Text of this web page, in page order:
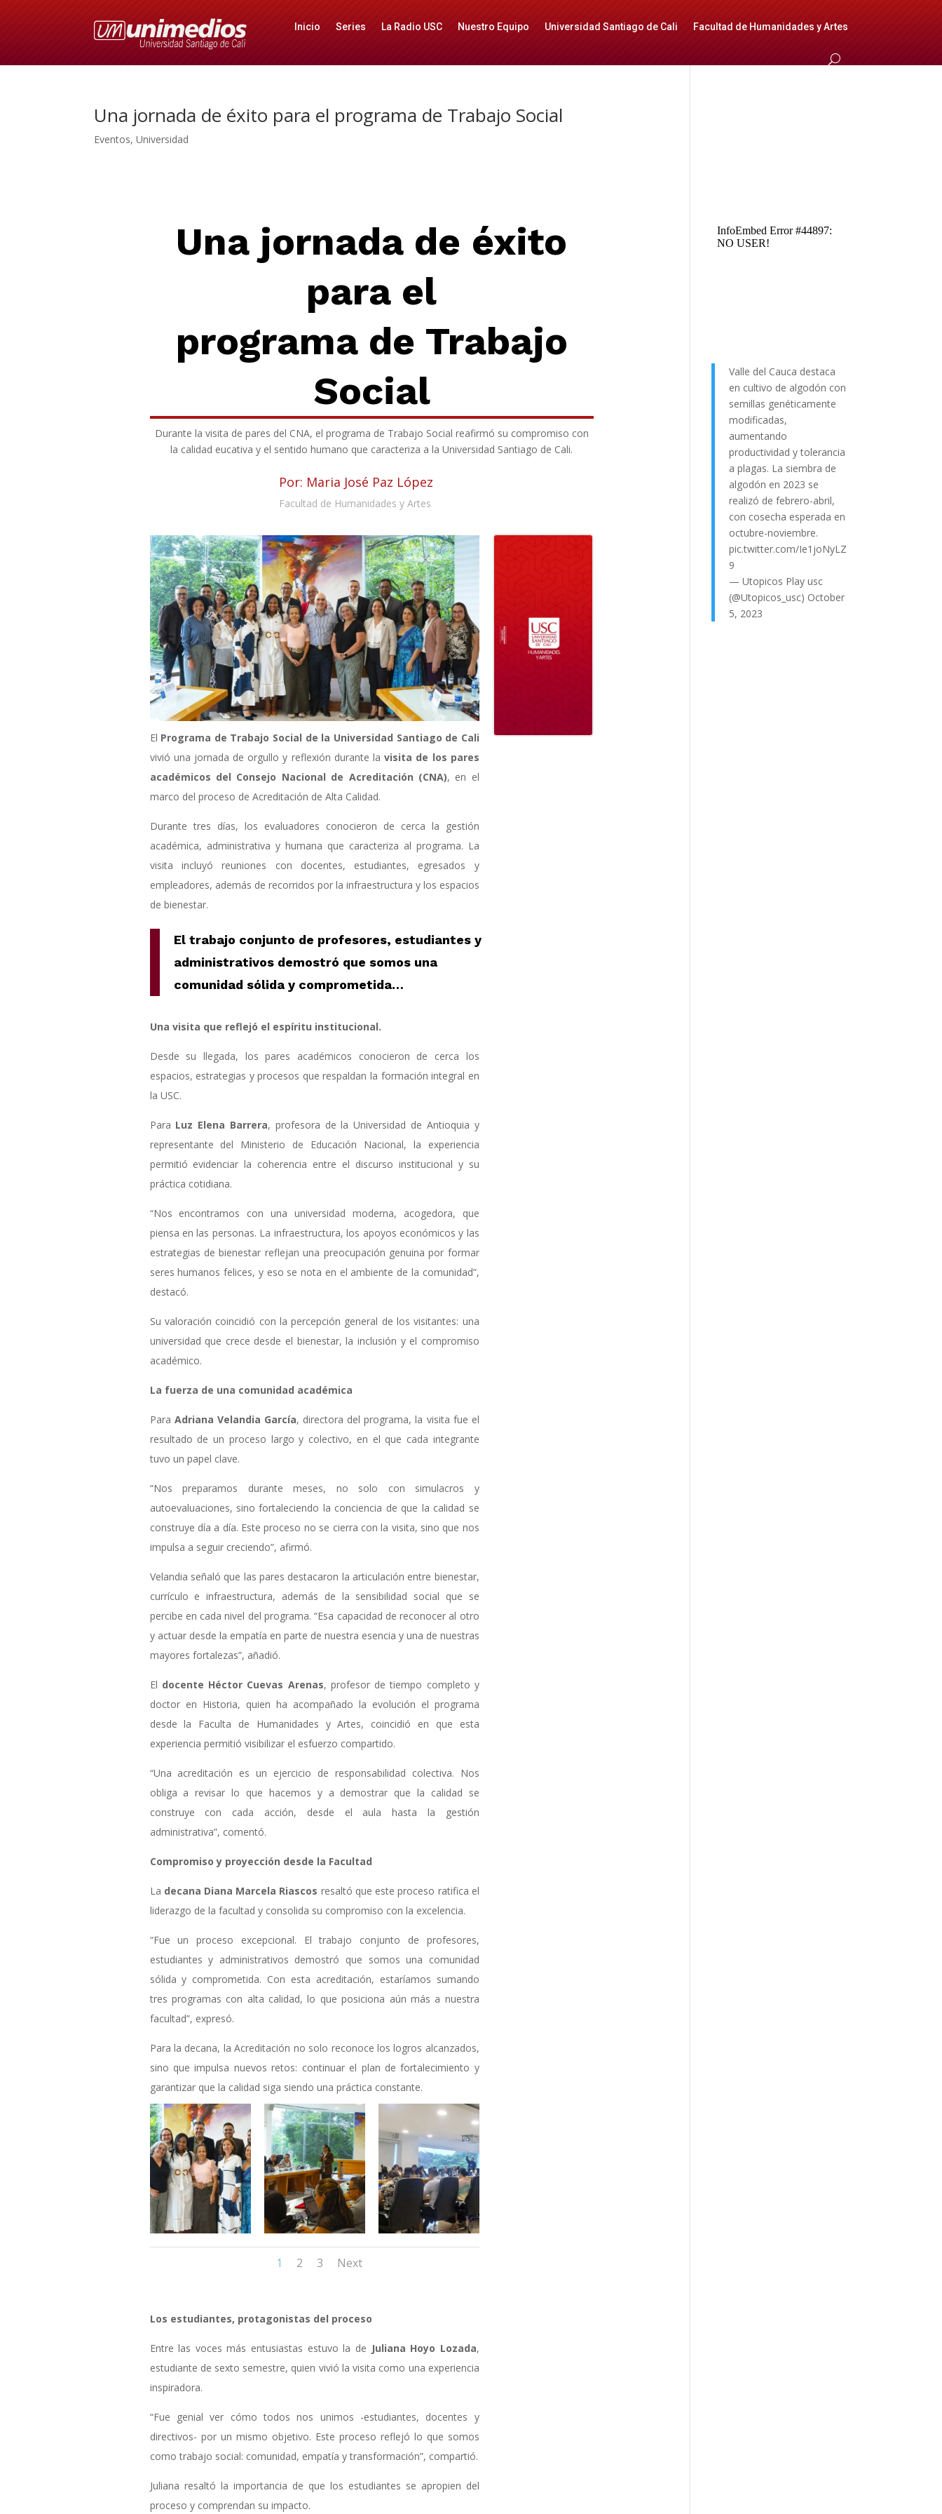
Inicio Series La Radio USC Nuestro Equipo Universidad Santiago de Cali Facultad de Humanidades y Artes
Una jornada de éxito para el programa de Trabajo Social
Eventos,Universidad
Una jornada de éxito
para el
programa de Trabajo
Social
Durante la visita de pares del CNA, el programa de Trabajo Social reafirmó su compromiso con
la calidad eucativa y el sentido humano que caracteriza a la Universidad Santiago de Cali.
Por: Maria José Paz López
Facultad de Humanidades y Artes
El Programa de Trabajo Social de la Universidad Santiago de Cali
vivió una jornada de orgullo y reflexión durante lavisita de los pares
académicos del Consejo Nacional de Acreditación (CNA), en el
marco del proceso de Acreditación de Alta Calidad.
Durante tres días, los evaluadores conocieron de cerca la gestión
académica, administrativa y humana que caracteriza al programa. La
visita incluyó reuniones con docentes, estudiantes, egresados y
empleadores, además de recorridos por la infraestructura y los espacios
de bienestar.
El trabajo conjunto de profesores, estudiantes y
administrativos demostró que somos una
comunidad sólida y comprometida…
Una visita que reflejó el espíritu institucional.
Desde su llegada, los pares académicos conocieron de cerca los
espacios, estrategias y procesos que respaldan la formación integral en
la USC.
Para Luz Elena Barrera, profesora de la Universidad de Antioquia y
representante del Ministerio de Educación Nacional, la experiencia
permitió evidenciar la coherencia entre el discurso institucional y su
práctica cotidiana.
“Nos encontramos con una universidad moderna, acogedora, que
piensa en las personas. La infraestructura, los apoyos económicos y las
estrategias de bienestar reflejan una preocupación genuina por formar
seres humanos felices, y eso se nota en el ambiente de la comunidad”,
destacó.
Su valoración coincidió con la percepción general de los visitantes: una
universidad que crece desde el bienestar, la inclusión y el compromiso
académico.
La fuerza de una comunidad académica
Para Adriana Velandia García, directora del programa, la visita fue el
resultado de un proceso largo y colectivo, en el que cada integrante
tuvo un papel clave.
“Nos preparamos durante meses, no solo con simulacros y
autoevaluaciones, sino fortaleciendo la conciencia de que la calidad se
construye día a día. Este proceso no se cierra con la visita, sino que nos
impulsa a seguir creciendo”, afirmó.
Velandia señaló que las pares destacaron la articulación entre bienestar,
currículo e infraestructura, además de la sensibilidad social que se
percibe en cada nivel del programa. “Esa capacidad de reconocer al otro
y actuar desde la empatía en parte de nuestra esencia y una de nuestras
mayores fortalezas”, añadió.
El docente Héctor Cuevas Arenas, profesor de tiempo completo y
doctor en Historia, quien ha acompañado la evolución el programa
desde la Faculta de Humanidades y Artes, coincidió en que esta
experiencia permitió visibilizar el esfuerzo compartido.
“Una acreditación es un ejercicio de responsabilidad colectiva. Nos
obliga a revisar lo que hacemos y a demostrar que la calidad se
construye con cada acción, desde el aula hasta la gestión
administrativa”, comentó.
Compromiso y proyección desde la Facultad
La decana Diana Marcela Riascos resaltó que este proceso ratifica el
liderazgo de la facultad y consolida su compromiso con la excelencia.
“Fue un proceso excepcional. El trabajo conjunto de profesores,
estudiantes y administrativos demostró que somos una comunidad
sólida y comprometida. Con esta acreditación, estaríamos sumando
tres programas con alta calidad, lo que posiciona aún más a nuestra
facultad”, expresó.
Para la decana, la Acreditación no solo reconoce los logros alcanzados,
sino que impulsa nuevos retos: continuar el plan de fortalecimiento y
garantizar que la calidad siga siendo una práctica constante.
1 2 3 Next
Los estudiantes, protagonistas del proceso
Entre las voces más entusiastas estuvo la de Juliana Hoyo Lozada,
estudiante de sexto semestre, quien vivió la visita como una experiencia
inspiradora.
“Fue genial ver cómo todos nos unimos -estudiantes, docentes y
directivos- por un mismo objetivo. Este proceso reflejó lo que somos
como trabajo social: comunidad, empatía y transformación”, compartió.
Juliana resaltó la importancia de que los estudiantes se apropien del
proceso y comprendan su impacto.
Valle del Cauca destaca
en cultivo de algodón con
semillas genéticamente
modificadas,
aumentando
productividad y tolerancia
a plagas. La siembra de
algodón en 2023 se
realizó de febrero-abril,
con cosecha esperada en
octubre-noviembre.
pic.twitter.com/Ie1joNyLZ
9
— Utopicos Play usc
(@Utopicos_usc) October
5, 2023